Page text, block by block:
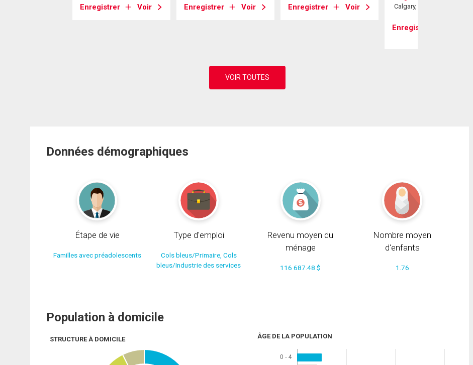
Enregistrer Voir Enregistrer Voir Enregistrer Voir
Calgary, AB
Enregistrer
Données démographiques
Étape de vie
Familles avec préadolescents
Type d'emploi
Cols bleus/Primaire, Cols
bleus/Industrie des services
Revenu moyen du
ménage
116 687.48 $
Nombre moyen
d'enfants
1.76
Population à domicile
STRUCTURE À DOMICILE ÂGE DE LA POPULATION